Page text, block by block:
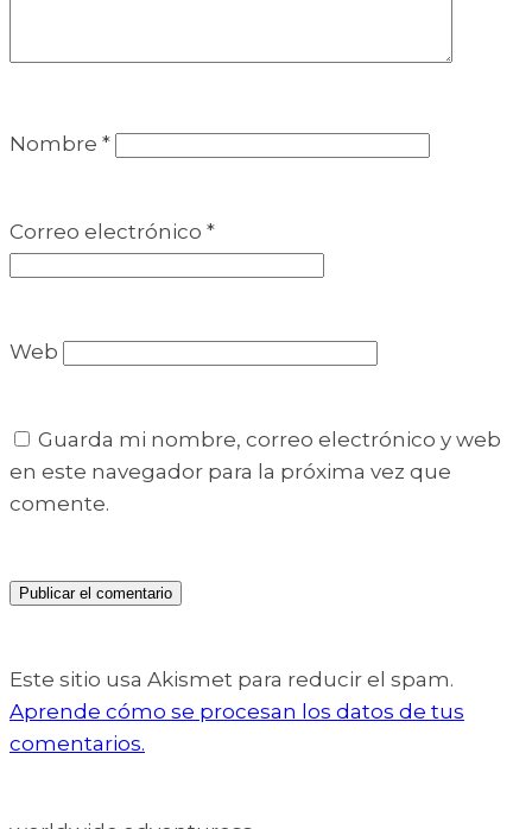
Nombre *
Correo electrónico *
Web
Guarda mi nombre, correo electrónico y web
en este navegador para la próxima vez que
comente.
Este sitio usa Akismet para reducir el spam.
Aprende cómo se procesan los datos de tus
comentarios.